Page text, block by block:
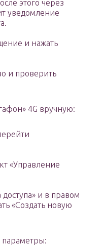
этого через
уведомление
и нажать
и проверить
4G вручную:
«Управление
и в правом
«Создать новую
параметры: